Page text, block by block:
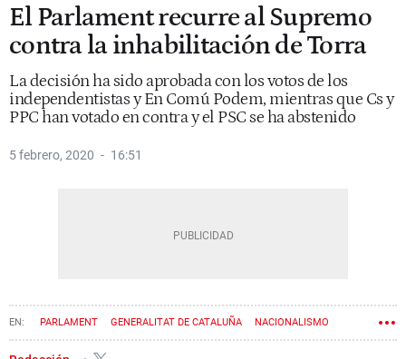
El Parlament recurre al Supremo
contra la inhabilitación de Torra
La decisión ha sido aprobada con los votos de los
independentistas y En Comú Podem, mientras que Cs y
PPC han votado en contra y el PSC se ha abstenido
5 febrero, 2020 16:51
PARLAMENT GENERALITAT DE CATALUÑA NACIONALISMO
TRIBUNAL SUPREMO